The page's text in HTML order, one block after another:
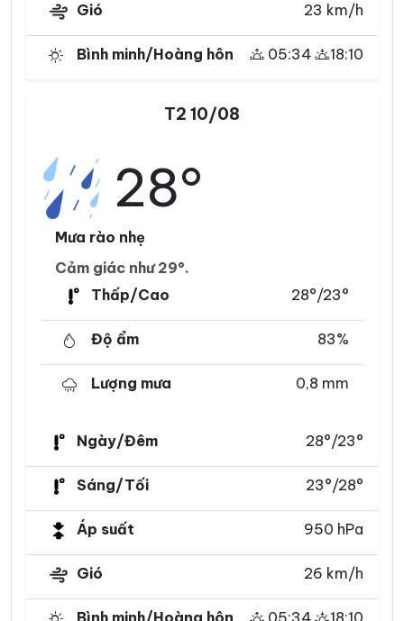
Gió 23 km/h
Bình minh/Hoàng hôn 05:34 18:10
T2 10/08
28°
Mưa rào nhẹ
Cảm giác như 29°.
Thấp/Cao
28°/23°
Độ ẩm 83%
Lượng mưa 0,8 mm
Ngày/Đêm 28°/23°
Sáng/Tối 23°/28°
Áp suất 950 hPa
Gió 26 km/h